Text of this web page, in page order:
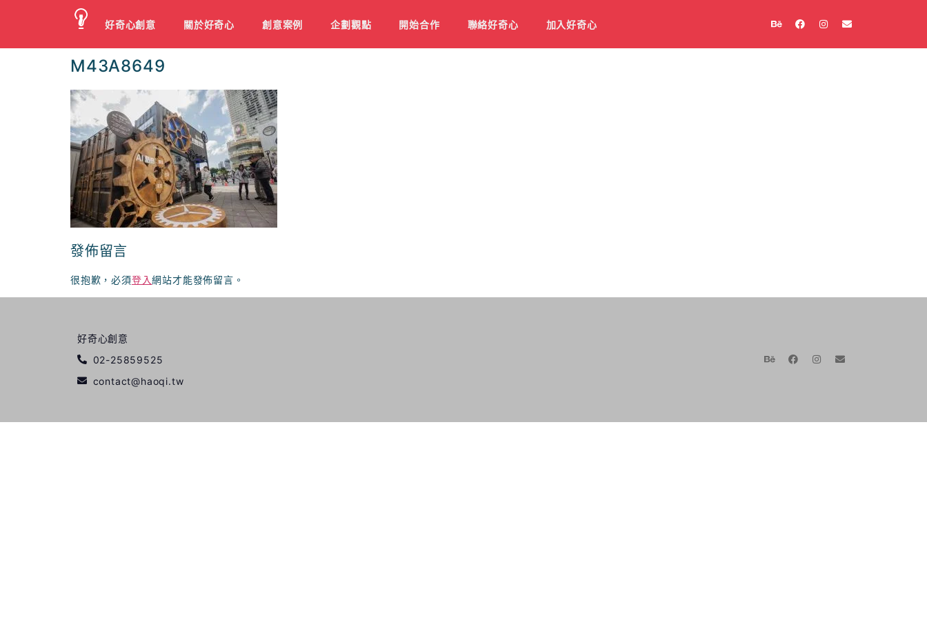
好奇心創意 關於好奇心 創意案例 企劃觀點 開始合作 聯絡好奇心 加入好奇心
M43A8649
發佈留言
很抱歉，必須登入網站才能發佈留言。
好奇心創意
02-25859525
contact@haoqi.tw